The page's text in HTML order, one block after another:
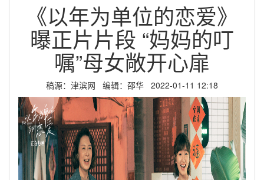
《以年为单位的恋爱》
曝正片片段 “妈妈的叮
嘱”母女敞开心扉
稿源：津滨网 编辑：邵华 2022-01-11 12:18